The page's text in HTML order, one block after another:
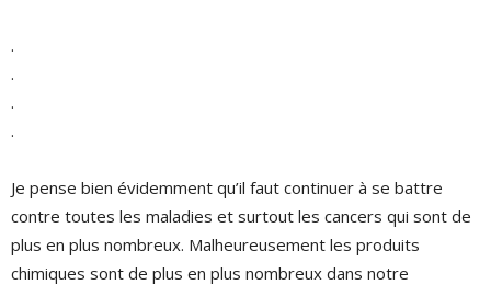
.
.
.
.
Je pense bien évidemment qu’il faut continuer à se battre
contre toutes les maladies et surtout les cancers qui sont de
plus en plus nombreux. Malheureusement les produits
chimiques sont de plus en plus nombreux dans notre